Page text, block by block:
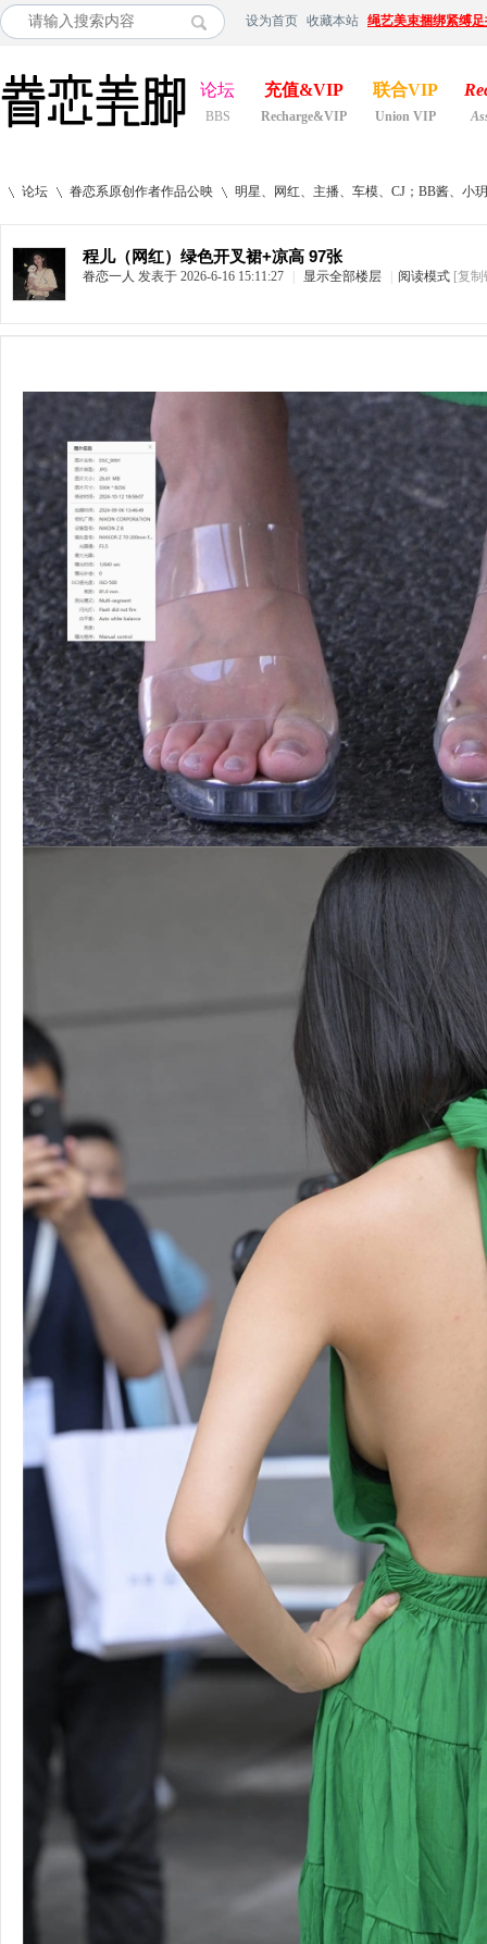
设为首页 收藏本站 绳艺美束捆绑紧缚
论坛
BBS
充值&VIP
Recharge&VIP
联合VIP
Union VIP
论坛
›
眷恋系原创作者作品公映
›
明星、网红、主播、车模、CJ；BB酱、小
程儿（网红）绿色开叉裙+凉高 97张
眷恋一人 发表于 2026-6-16 15:11:27 显示全部楼层 阅读模式 [复